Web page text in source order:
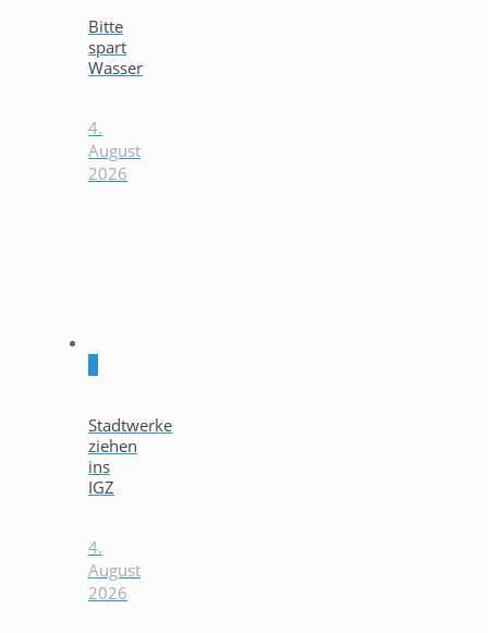
Bitte
spart
Wasser
4.
August
2026
Stadtwerke
ziehen
ins
IGZ
4.
August
2026